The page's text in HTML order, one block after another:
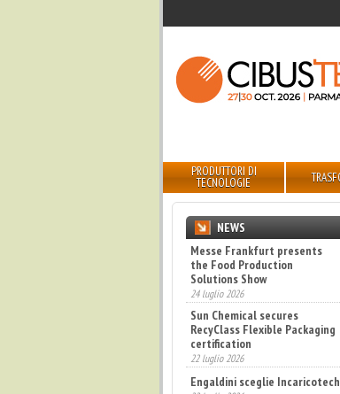
PRODUTTORI DI
TECNOLOGIE
NEWS
Messe Frankfurt presents
the Food Production
Solutions Show
24 luglio 2026
Sun Chemical secures
RecyClass Flexible Packaging
certification
22 luglio 2026
Engaldini sceglie Incaricotech